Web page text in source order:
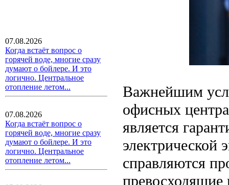
07.08.2026
Когда встаёт вопрос о
горячей воде, многие сразу
думают о бойлере. И это
логично. Центральное
отопление летом...
07.08.2026
Когда встаёт вопрос о
горячей воде, многие сразу
думают о бойлере. И это
логично. Центральное
отопление летом...
Важнейшим
офисных
является
электрической
справляются